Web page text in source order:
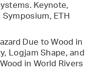
Keynote,
ETH
Due to Wood in
Logjam Shape, and
in World Rivers